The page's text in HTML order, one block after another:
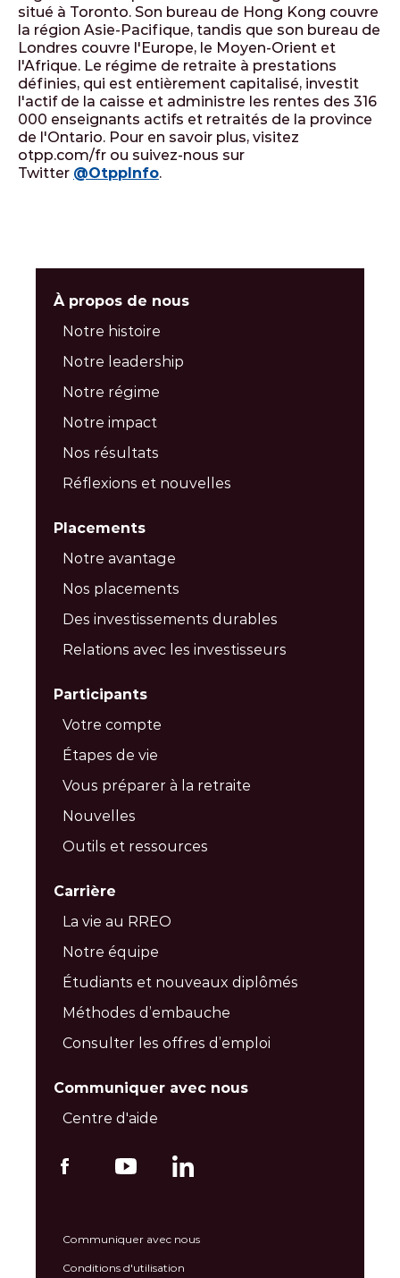
situé à Toronto. Son bureau de Hong Kong couvre
la région Asie-Pacifique, tandis que son bureau de
Londres couvre l'Europe, le Moyen-Orient et
l'Afrique. Le régime de retraite à prestations
définies, qui est entièrement capitalisé, investit
l'actif de la caisse et administre les rentes des 316
000 enseignants actifs et retraités de la province
de l'Ontario. Pour en savoir plus, visitez
otpp.com/fr ou suivez-nous sur
Twitter @OtppInfo.
À propos de nous
Notre histoire
Notre leadership
Notre régime
Notre impact
Nos résultats
Réflexions et nouvelles
Placements
Notre avantage
Nos placements
Des investissements durables
Relations avec les investisseurs
Participants
Votre compte
Étapes de vie
Vous préparer à la retraite
Nouvelles
Outils et ressources
Carrière
La vie au RREO
Notre équipe
Étudiants et nouveaux diplômés
Méthodes d’embauche
Consulter les offres d’emploi
Communiquer avec nous
Centre d'aide
Communiquer avec nous
Conditions d'utilisation